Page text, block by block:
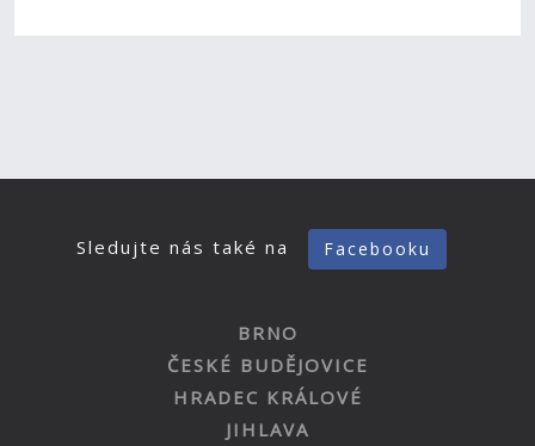
Sledujte nás také na Facebooku
BRNO
ČESKÉ BUDĚJOVICE
HRADEC KRÁLOVÉ
JIHLAVA